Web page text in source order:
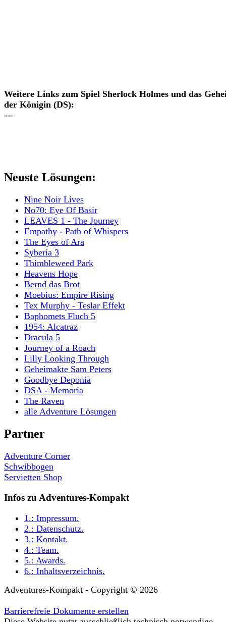
Weitere Links zum Spiel Sherlock Holmes und das
der Königin (DS):
---
Neuste Lösungen:
Nine Noir Lives
No70: Eye Of Basir
LEAVES 1 - The Journey
Empathy - Path of Whispers
The Eyes of Ara
Syberia 3
Thimbleweed Park
Heavens Hope
Bernd das Brot
Moebius: Empire Rising
Tex Murphy - Teslar Effekt
Baphomets Fluch 5
1954: Alcatraz
Dracula 5
Journey of a Roach
Lilly Looking Through
Geheimakte Sam Peters
Goodbye Deponia
DSA - Memoria
The Raven
alle Adventure Lösungen
Partner
Adventure Corner
Schwibbogen
Servietten Shop
Infos zu Adventures-Kompakt
1.: Impressum.
2.: Datenschutz.
3.: Kontakt.
4.: Team.
5.: Awards.
6.: Inhaltsverzeichnis.
Adventures-Kompakt - Copyright © 2026
Barrierefreie Dokumente erstellen